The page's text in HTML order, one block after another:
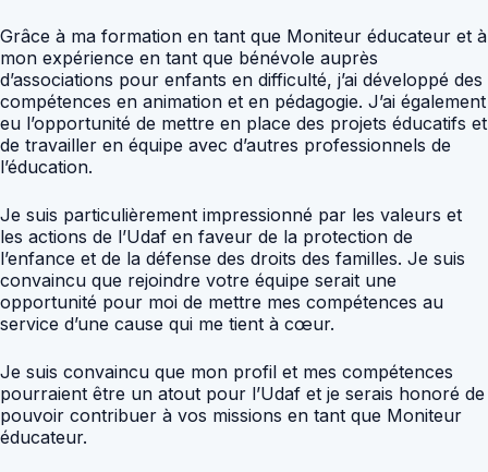
Grâce à ma formation en tant que Moniteur éducateur et à
mon expérience en tant que bénévole auprès
d’associations pour enfants en difficulté, j’ai développé des
compétences en animation et en pédagogie. J’ai également
eu l’opportunité de mettre en place des projets éducatifs et
de travailler en équipe avec d’autres professionnels de
l’éducation.
Je suis particulièrement impressionné par les valeurs et
les actions de l’Udaf en faveur de la protection de
l’enfance et de la défense des droits des familles. Je suis
convaincu que rejoindre votre équipe serait une
opportunité pour moi de mettre mes compétences au
service d’une cause qui me tient à cœur.
Je suis convaincu que mon profil et mes compétences
pourraient être un atout pour l’Udaf et je serais honoré de
pouvoir contribuer à vos missions en tant que Moniteur
éducateur.